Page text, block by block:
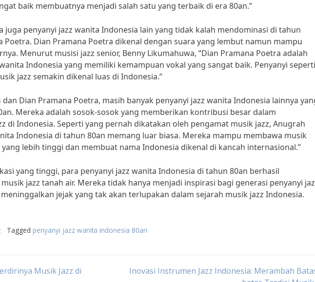
baik membuatnya menjadi salah satu yang terbaik di era 80an.”
juga penyanyi jazz wanita Indonesia lain yang tidak kalah mendominasi di tahun
Poetra. Dian Pramana Poetra dikenal dengan suara yang lembut namun mampu
Menurut musisi jazz senior, Benny Likumahuwa, “Dian Pramana Poetra adalah
Indonesia yang memiliki kemampuan vokal yang sangat baik. Penyanyi seperti
jazz semakin dikenal luas di Indonesia.”
dan Dian Pramana Poetra, masih banyak penyanyi jazz wanita Indonesia lainnya
Mereka adalah sosok-sosok yang memberikan kontribusi besar dalam
di Indonesia. Seperti yang pernah dikatakan oleh pengamat musik jazz, Anugrah
Indonesia di tahun 80an memang luar biasa. Mereka mampu membawa musik
lebih tinggi dan membuat nama Indonesia dikenal di kancah internasional.”
yang tinggi, para penyanyi jazz wanita Indonesia di tahun 80an berhasil
jazz tanah air. Mereka tidak hanya menjadi inspirasi bagi generasi penyanyi
jejak yang tak akan terlupakan dalam sejarah musik jazz Indonesia.
Tagged penyanyi jazz wanita indonesia 80an
Musik Jazz di
Inovasi Instrumen Jazz Indonesia: Merambah